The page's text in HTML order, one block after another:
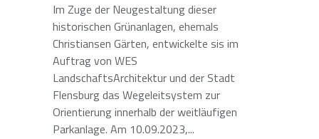
Im Zuge der Neugestaltung dieser
historischen Grünanlagen, ehemals
Christiansen Gärten, entwickelte sis im
Auftrag von WES
LandschaftsArchitektur und der Stadt
Flensburg das Wegeleitsystem zur
Orientierung innerhalb der weitläufigen
Parkanlage. Am 10.09.2023,